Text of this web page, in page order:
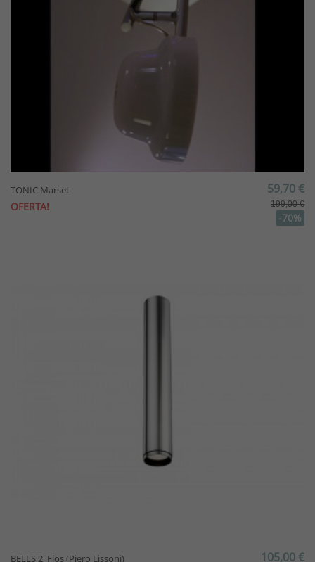
TONIC Marset
OFERTA!
59,70 €
199,00 €
-70%
BELLS 2, Flos (Piero Lissoni) 105,00 €